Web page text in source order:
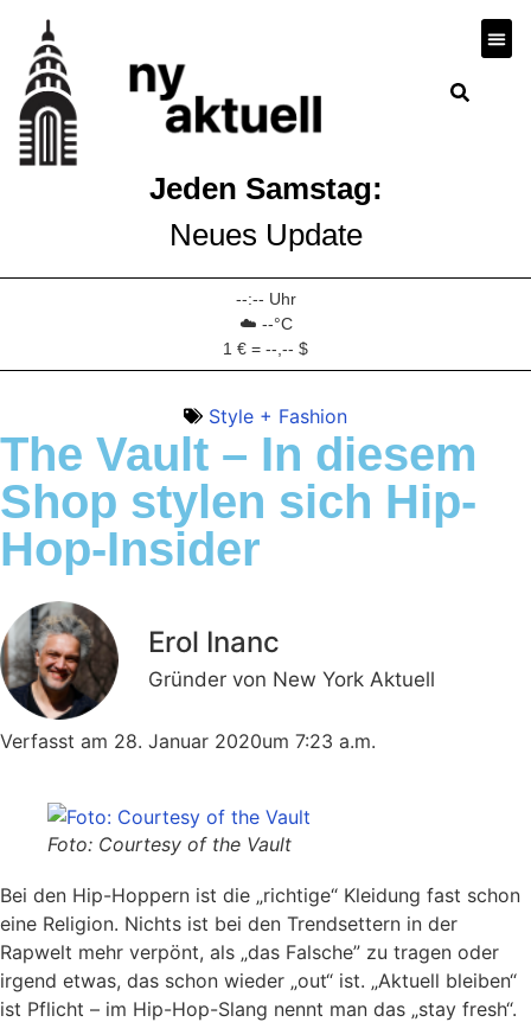
Jeden Samstag:
Neues Update
--:-- Uhr
☁️ --°C
1 € = --,-- $
Style + Fashion
The Vault – In diesem
Shop stylen sich Hip-
Hop-Insider
Erol Inanc
Gründer von New York Aktuell
Verfasst am 28. Januar 2020um 7:23 a.m.
Foto: Courtesy of the Vault
Bei den Hip-Hoppern ist die „richtige“ Kleidung fast schon
eine Religion. Nichts ist bei den Trendsettern in der
Rapwelt mehr verpönt, als „das Falsche” zu tragen oder
irgend etwas, das schon wieder „out“ ist. „Aktuell bleiben“
ist Pflicht – im Hip-Hop-Slang nennt man das „stay fresh“.